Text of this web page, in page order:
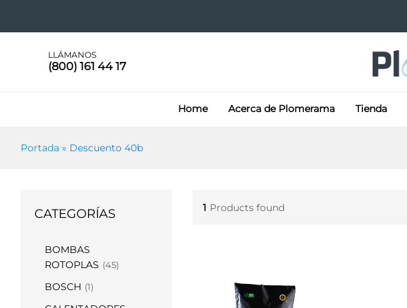
LLÁMANOS
(800) 161 44 17
Home Acerca de Plomerama Tienda
Portada » Descuento 40b
1 Products found
CATEGORÍAS
BOMBAS
ROTOPLAS (45)
BOSCH (1)